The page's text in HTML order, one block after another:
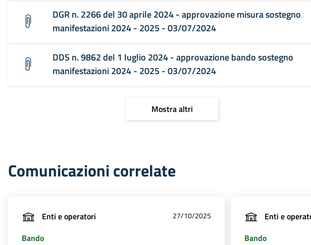
DGR n. 2266 del 30 aprile 2024 - approvazione misura sostegno
manifestazioni 2024 - 2025 - 03/07/2024
DDS n. 9862 del 1 luglio 2024 - approvazione bando sostegno
manifestazioni 2024 - 2025 - 03/07/2024
Mostra altri
Comunicazioni correlate
Enti e operatori 27/10/2025
Bando
Enti e
Bando